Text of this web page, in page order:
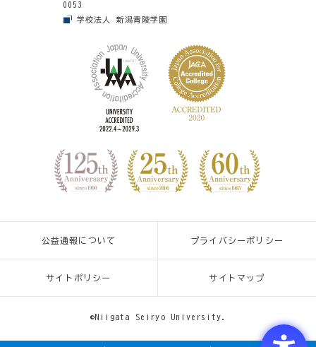
0053
学校法人 新潟青陵学園
公益通報について プライバシーポリシー
サイトポリシー サイトマップ
©Niigata Seiryo University.